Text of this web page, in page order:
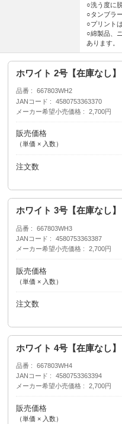
○洗う度に
○タンブラ
○プリント
○綿製品、
あります。
ホワイト 2号【在庫なし】
品番
667803WH2
JANコード
4580753363370
メーカー希望小売価格
2,700円
販売価格
（単価 × 入数）
注文数
ホワイト 3号【在庫なし】
品番
667803WH3
JANコード
4580753363387
メーカー希望小売価格
2,700円
販売価格
（単価 × 入数）
注文数
ホワイト 4号【在庫なし】
品番
667803WH4
JANコード
4580753363394
メーカー希望小売価格
2,700円
販売価格
（単価 × 入数）